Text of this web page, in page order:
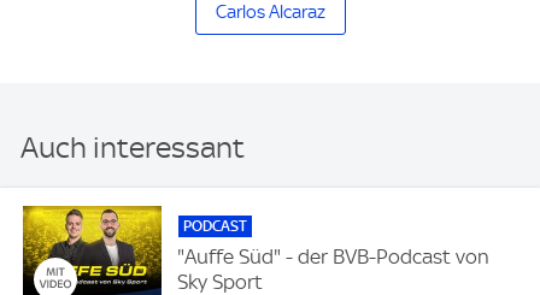
Carlos Alcaraz
Auch interessant
PODCAST
"Auffe Süd" - der BVB-Podcast von
Sky Sport